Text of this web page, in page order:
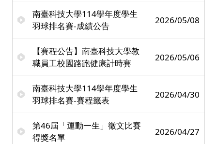
南臺科技大學114學年度學生
羽球排名賽-成績公告
2026/05/08
【賽程公告】南臺科技大學教
職員工校園路跑健康計時賽
2026/05/06
南臺科技大學114學年度學生
羽球排名賽-賽程籤表
2026/04/30
第46屆「運動一生」徵文比賽
得獎名單
2026/04/27